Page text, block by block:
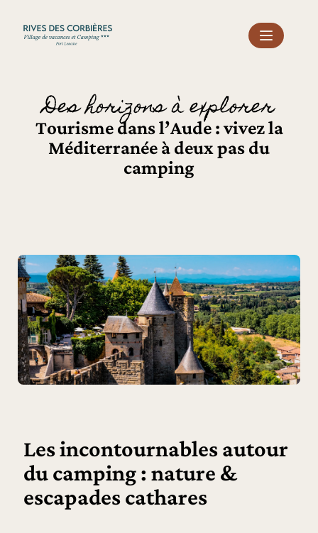
Des horizons à explorer
Tourisme dans l’Aude : vivez la
Méditerranée à deux pas du
camping
Les incontournables autour
du camping : nature &
escapades cathares